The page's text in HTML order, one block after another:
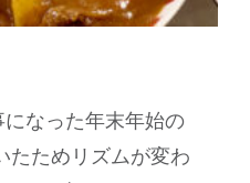
なった年末年始の
たためリズムが変わ